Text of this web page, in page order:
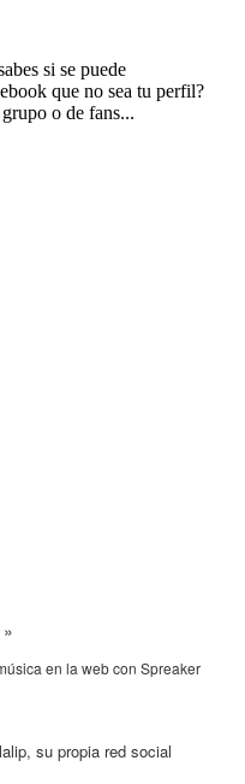
»
en la web con Spreaker
su propia red social